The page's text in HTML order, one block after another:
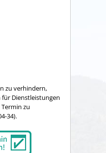
zu verhindern,
Dienstleistungen
zu
34).